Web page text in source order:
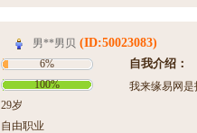
男**男贝 (ID:50023083)
6%
100%
29岁
自由职业
自我介绍：
我来缘易网是